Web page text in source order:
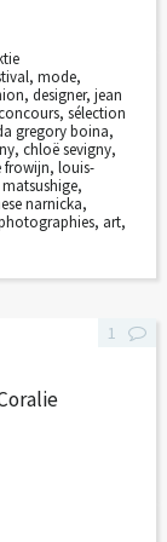
,mode,
, designer, jean
, sélection
gregory boina,
, chloë sevigny,
frowijn, louis-
,
narnicka,
, art,
1